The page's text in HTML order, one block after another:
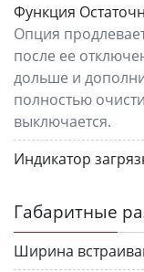
Функция
Опция
после ее
дольше и
полностью
выключается.
Индикатор
Габаритные
Ширина